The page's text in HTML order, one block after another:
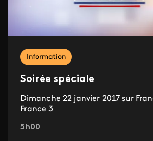
Information
Soirée spéciale
Dimanche 22 janvier 2017 sur
France 3
5h00